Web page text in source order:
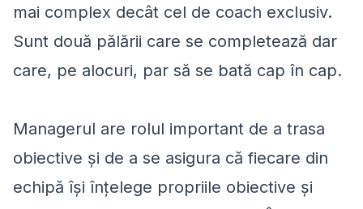
mai complex decât cel de coach exclusiv.
Sunt două pălării care se completează dar
care, pe alocuri, par să se bată cap în cap.
Managerul are rolul important de a trasa
obiective și de a se asigura că fiecare din
echipă își înțelege propriile obiective și